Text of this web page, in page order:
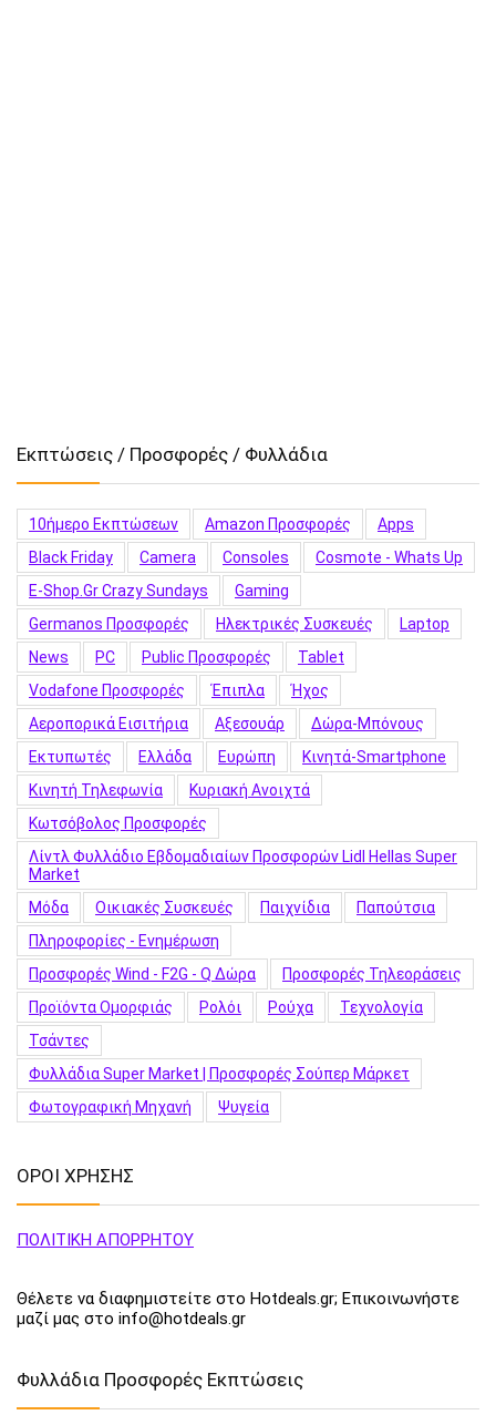
Εκπτώσεις / Προσφορές / Φυλλάδια
10ήμερο Εκπτώσεων Amazon Προσφορές
Apps
Black Friday
Camera Consoles
Cosmote - Whats Up
E-Shop.gr Crazy Sundays
Gaming
Germanos Προσφορές
Hλεκτρικές Συσκευές
Laptop
News
PC Public Προσφορές
Tablet
Vodafone Προσφορές
Έπιπλα
Ήχος
Αεροπορικά Εισιτήρια
Αξεσουάρ
Δώρα-Μπόνους
Εκτυπωτές
Ελλάδα Ευρώπη
Κινητά-Smartphone
Κινητή Τηλεφωνία
Κυριακή Ανοιχτά
Κωτσόβολος Προσφορές
Λίντλ Φυλλάδιο Εβδομαδιαίων Προσφορών Lidl Hellas Super
Market
Μόδα
Οικιακές Συσκευές Παιχνίδια
Παπούτσια
Πληροφορίες - Ενημέρωση
Προσφορές Wind - F2G - Q Δώρα
Προσφορές Τηλεοράσεις
Προϊόντα Ομορφιάς
Ρολόι Ρούχα
Τεχνολογία
Τσάντες
Φυλλάδια Super Market | Προσφορές Σούπερ Μάρκετ
Φωτογραφική Μηχανή
Ψυγεία
ΟΡΟΙ ΧΡΗΣΗΣ
ΠΟΛΙΤΙΚΗ ΑΠΟΡΡΗΤΟΥ
Θέλετε να διαφημιστείτε στο Hotdeals.gr; Επικοινωνήστε
μαζί μας στο info@hotdeals.gr
Φυλλάδια Προσφορές Εκπτώσεις